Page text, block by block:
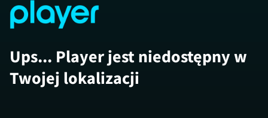
Ups... Player jest niedostępny w
Twojej lokalizacji